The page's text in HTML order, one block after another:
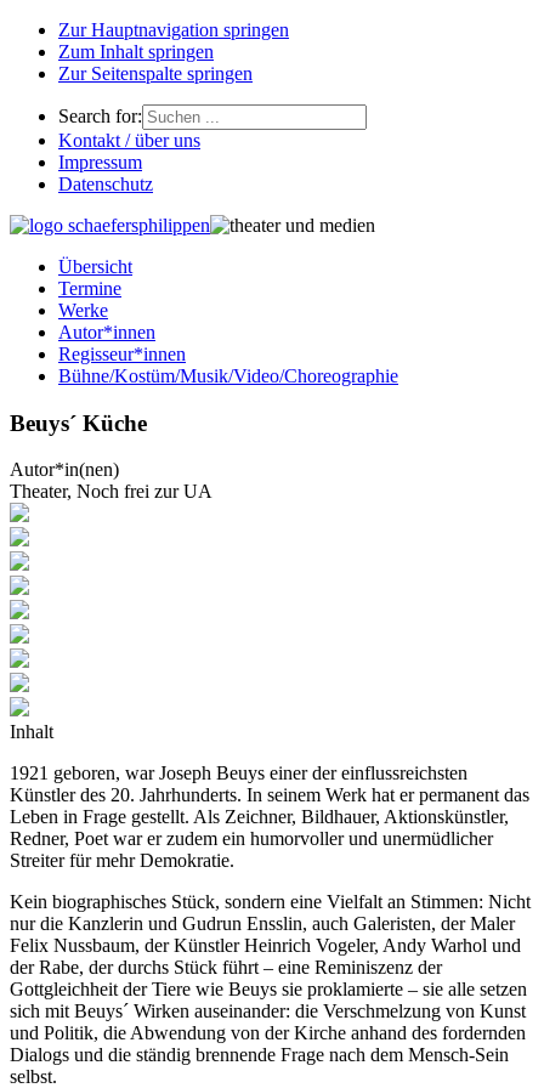
Zur Hauptnavigation springen
Zum Inhalt springen
Zur Seitenspalte springen
Search for:
Kontakt / über uns
Impressum
Datenschutz
Übersicht
Termine
Werke
Autor*innen
Regisseur*innen
Bühne/Kostüm/Musik/Video/Choreographie
Beuys´ Küche
Autor*in(nen)
Theater, Noch frei zur UA
Inhalt
1921 geboren, war Joseph Beuys einer der einflussreichsten
Künstler des 20. Jahrhunderts. In seinem Werk hat er permanent das
Leben in Frage gestellt. Als Zeichner, Bildhauer, Aktionskünstler,
Redner, Poet war er zudem ein humorvoller und unermüdlicher
Streiter für mehr Demokratie.
Kein biographisches Stück, sondern eine Vielfalt an Stimmen: Nicht
nur die Kanzlerin und Gudrun Ensslin, auch Galeristen, der Maler
Felix Nussbaum, der Künstler Heinrich Vogeler, Andy Warhol und
der Rabe, der durchs Stück führt – eine Reminiszenz der
Gottgleichheit der Tiere wie Beuys sie proklamierte – sie alle setzen
sich mit Beuys´ Wirken auseinander: die Verschmelzung von Kunst
und Politik, die Abwendung von der Kirche anhand des fordernden
Dialogs und die ständig brennende Frage nach dem Mensch-Sein
selbst.